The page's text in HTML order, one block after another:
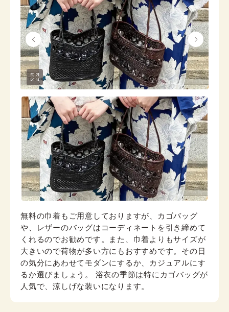
無料の巾着もご用意しておりますが、カゴバッグ
や、レザーのバッグはコーディネートを引き締めて
くれるのでお勧めです。また、巾着よりもサイズが
大きいので荷物が多い方にもおすすめです。その日
の気分にあわせてモダンにするか、カジュアルにす
るか選びましょう。 浴衣の季節は特にカゴバッグが
人気で、涼しげな装いになります。